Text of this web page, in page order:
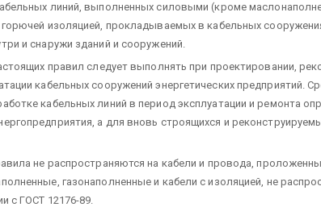
линий, выполненных силовыми (кроме
изоляцией, прокладываемых в кабельных
и снаружи зданий и сооружений.
правил следует выполнять при проектировании,
кабельных сооружений энергетических предприятий.
кабельных линий в период эксплуатации и ремонта
а для вновь строящихся и
не распространяются на кабели и провода,
газонаполненные и кабели с изоляцией, не
с ГОСТ 12176-89.